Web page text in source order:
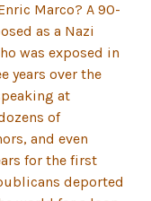
Marco? A 90-
as a Nazi
was exposed in
years over the
at
of
and even
for the first
deported